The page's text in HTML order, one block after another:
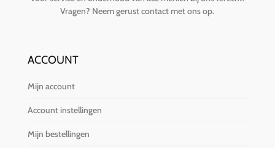
Vragen? Neem gerust contact met ons op.
ACCOUNT
Mijn account
Account instellingen
Mijn bestellingen